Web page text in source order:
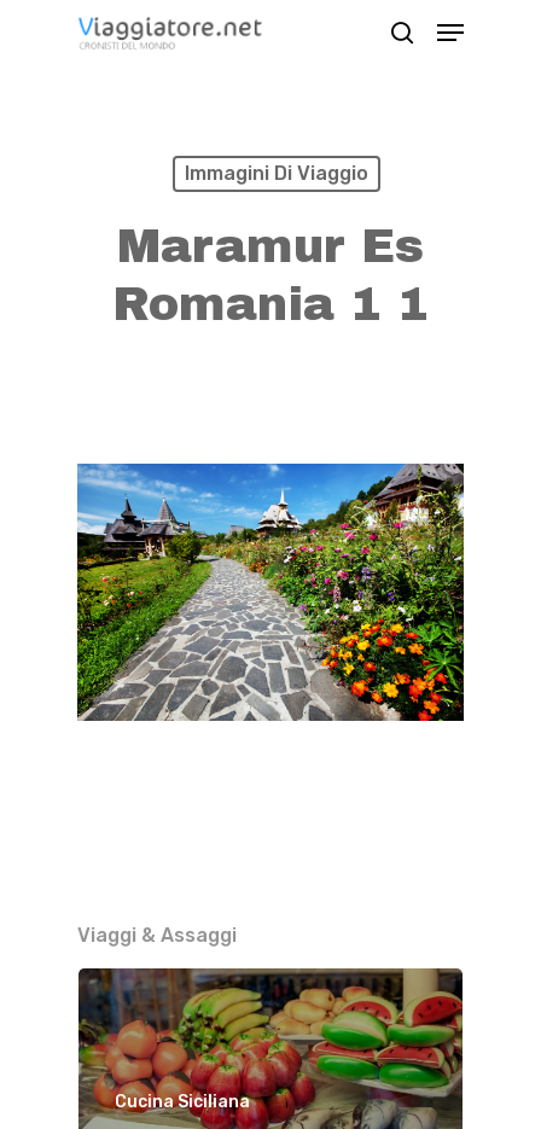
Menu
Immagini Di Viaggio
Maramur Es
Romania 1 1
Viaggi & Assaggi
Cucina Siciliana